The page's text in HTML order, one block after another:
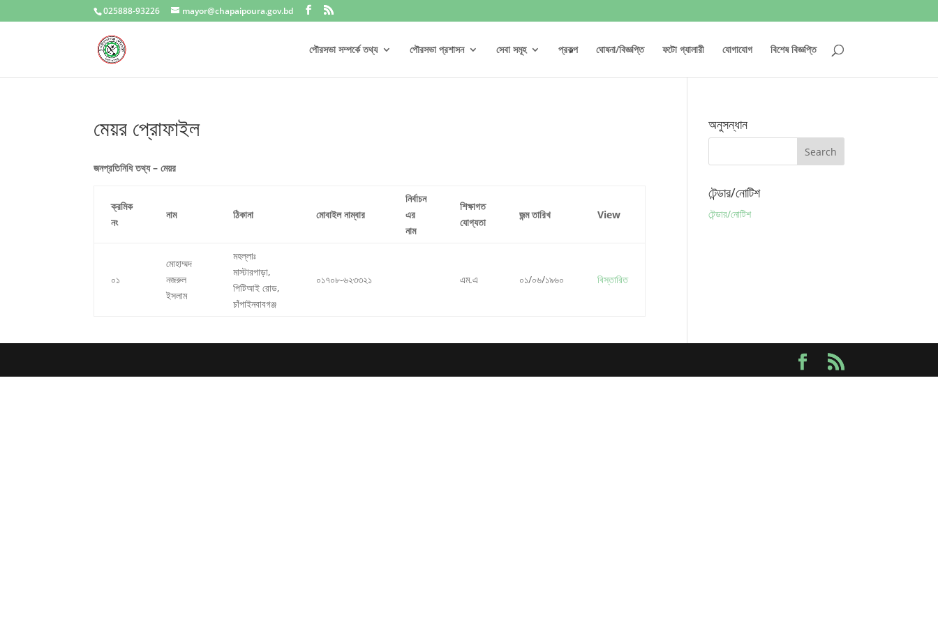
025888-93226 mayor@chapaipoura.gov.bd
পৌরসভা সম্পর্কে তথ্য পৌরসভা প্রশাসন সেবা সমূহ প্রকল্প ঘোষনা/বিজ্ঞপ্তি ফটো গ্যালারী যোগাযোগ বিশেষ বিজ্ঞপ্তি
মেয়র প্রোফাইল
জনপ্রতিনিধি তথ্য – মেয়র
ক্রমিক
নং
নাম ঠিকানা মোবাইল নাম্বার
নির্বাচন
এর
নাম
শিক্ষাগত
যোগ্যতা
জন্ম তারিখ View
০১
মোহাম্মদ
নজরুল
ইসলাম
মহল্লাঃ
মাস্টারপাড়া,
পিটিআই রোড,
চাঁপাইনবাবগঞ্জ
০১৭০৮-৬২৩৩২১ এম.এ ০১/০৬/১৯৬০ বিস্তারিত
অনুসন্ধান
টেন্ডার/নোটিশ
টেন্ডার/নোটিশ